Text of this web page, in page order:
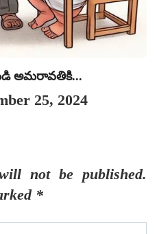
అమరావతికి...
25, 2024
not be published.
*